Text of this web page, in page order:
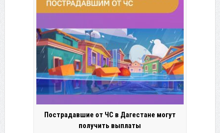
Пострадавшие от ЧС в Дагестане могут
получить выплаты